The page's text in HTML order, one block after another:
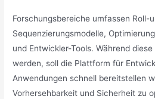
Forschungsbereiche umfassen Roll-
Sequenzierungsmodelle,
und Entwickler-Tools. Während
werden, soll die Plattform für
Anwendungen schnell bereitstellen
Vorhersehbarkeit und Sicherheit zu